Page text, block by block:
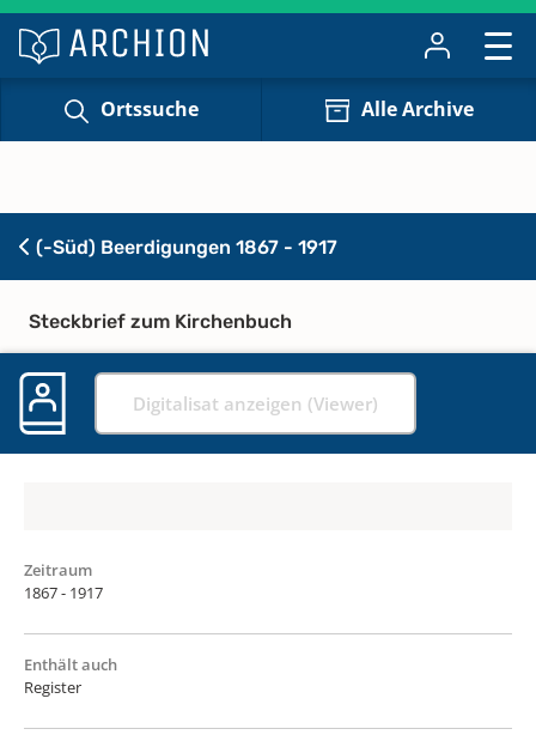
Ortssuche Alle Archive
(-Süd) Beerdigungen 1867 - 1917
Steckbrief zum Kirchenbuch
Digitalisat anzeigen (Viewer)
Zeitraum
1867 - 1917
Enthält auch
Register